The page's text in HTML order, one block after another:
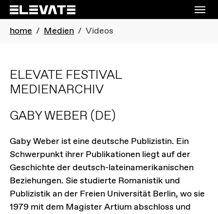
Skip to main navigation
Skip to main content
Skip to page footer
You are here:
home Medien Videos
ELEVATE FESTIVAL
MEDIENARCHIV
GABY WEBER (DE)
Gaby Weber ist eine deutsche Publizistin. Ein
Schwerpunkt ihrer Publikationen liegt auf der
Geschichte der deutsch-lateinamerikanischen
Beziehungen. Sie studierte Romanistik und
Publizistik an der Freien Universität Berlin, wo sie
1979 mit dem Magister Artium abschloss und